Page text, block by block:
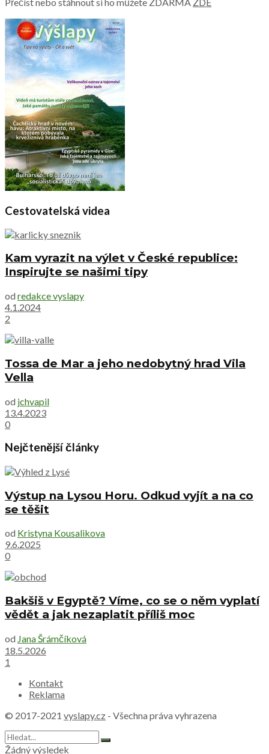
Cestovatelská videa
Kam vyrazit na výlet v České republice:
Inspirujte se našimi tipy
od redakce vyslapy
4.1.2024
2
Tossa de Mar a jeho nedobytný hrad Vila
Vella
od jchvapil
13.4.2023
0
Nejčtenější články
Výstup na Lysou Horu. Odkud vyjít a na co
se těšit
od Kristyna Kousalikova
9.6.2025
0
Bakšiš v Egyptě? Víme, co se o něm vyplatí
vědět a jak nezaplatit příliš moc
od Jana Šrámčíková
18.5.2026
1
Kontakt
Reklama
© 2017-2021 vyslapy.cz - Všechna práva vyhrazena
Žádný výsledek